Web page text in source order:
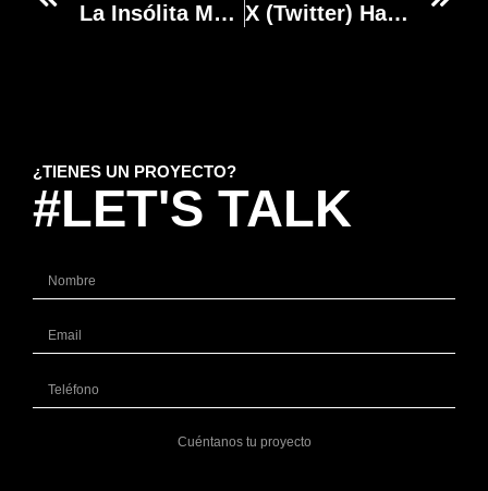
La Insólita Medida De YouTube: La Plataforma Deja De Recomendar Vídeos A Algunos Usuarios X (Twitter) Ha Introducido 13.000 Cambios En Su Algoritmo: Estos Son Los 6 Nuevos Criterios Para Dar Visibilidad A Los Tuits
¿TIENES UN PROYECTO?
#LET'S TALK